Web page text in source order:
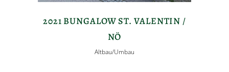
2021 BUNGALOW ST. VALENTIN /
NÖ
Altbau/Umbau